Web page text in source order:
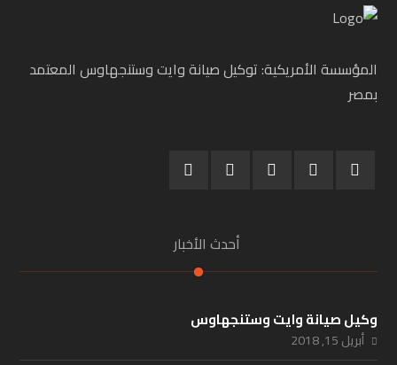
المؤسسة الأمريكية: توكيل صيانة وايت وستنجهاوس المعتمد
بمصر
أحدث الأخبار
وكيل صيانة وايت وستنجهاوس
أبريل 15, 2018